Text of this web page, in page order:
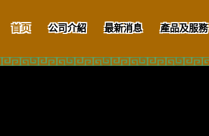
首页 公司介紹 最新消息 產品及服務